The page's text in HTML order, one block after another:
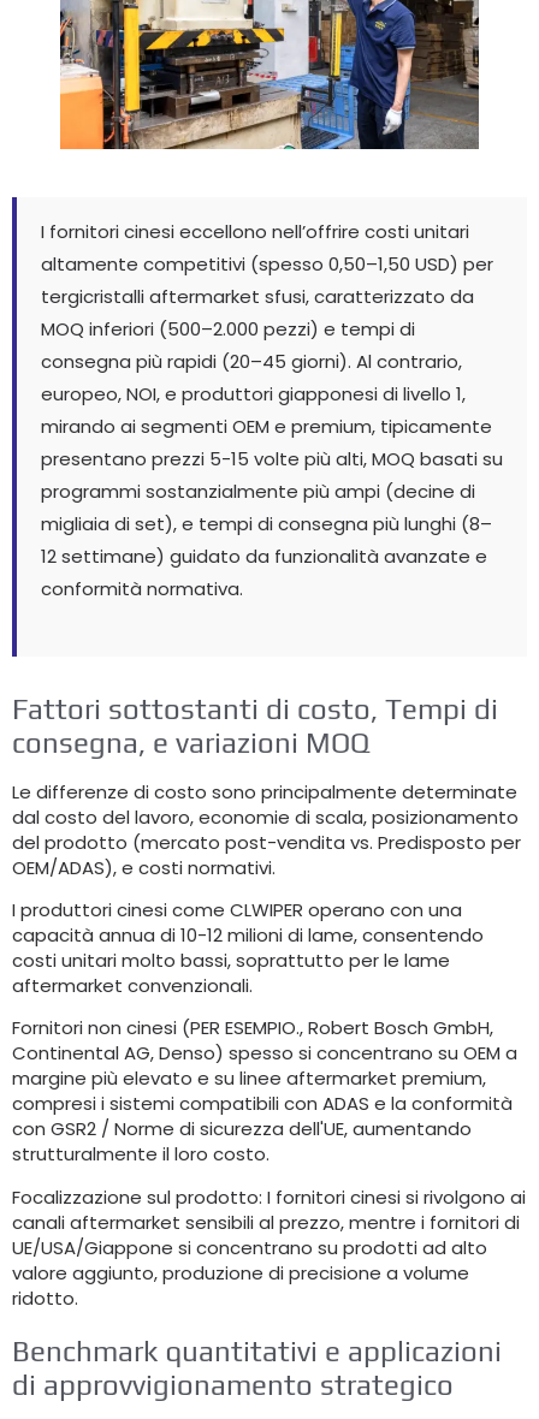
I fornitori cinesi eccellono nell’offrire costi unitari
altamente competitivi (spesso 0,50–1,50 USD) per
tergicristalli aftermarket sfusi, caratterizzato da
MOQ inferiori (500–2.000 pezzi) e tempi di
consegna più rapidi (20–45 giorni). Al contrario,
europeo, NOI, e produttori giapponesi di livello 1,
mirando ai segmenti OEM e premium, tipicamente
presentano prezzi 5-15 volte più alti, MOQ basati su
programmi sostanzialmente più ampi (decine di
migliaia di set), e tempi di consegna più lunghi (8–
12 settimane) guidato da funzionalità avanzate e
conformità normativa.
Fattori sottostanti di costo, Tempi di
consegna, e variazioni MOQ
Le differenze di costo sono principalmente determinate
dal costo del lavoro, economie di scala, posizionamento
del prodotto (mercato post-vendita vs. Predisposto per
OEM/ADAS), e costi normativi.
I produttori cinesi come CLWIPER operano con una
capacità annua di 10-12 milioni di lame, consentendo
costi unitari molto bassi, soprattutto per le lame
aftermarket convenzionali.
Fornitori non cinesi (PER ESEMPIO., Robert Bosch GmbH,
Continental AG, Denso) spesso si concentrano su OEM a
margine più elevato e su linee aftermarket premium,
compresi i sistemi compatibili con ADAS e la conformità
con GSR2 / Norme di sicurezza dell'UE, aumentando
strutturalmente il loro costo.
Focalizzazione sul prodotto: I fornitori cinesi si rivolgono ai
canali aftermarket sensibili al prezzo, mentre i fornitori di
UE/USA/Giappone si concentrano su prodotti ad alto
valore aggiunto, produzione di precisione a volume
ridotto.
Benchmark quantitativi e applicazioni
di approvvigionamento strategico